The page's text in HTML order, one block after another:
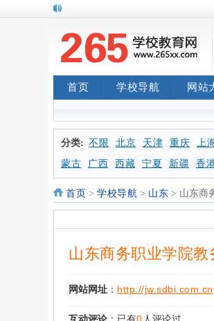
首页 学校导航 网站
分类: 不限 北京 天津 重庆 上
蒙古
广西 西藏 宁夏 新疆 香
首页 > 学校导航 > 山东 > 山东商
山东商务职业学院教
网站网址 ： http://jw.sdbi.com.cn